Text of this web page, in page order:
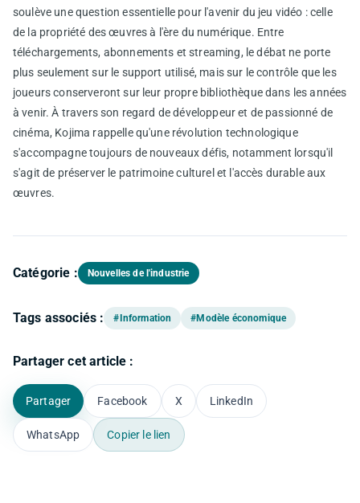
soulève une question essentielle pour l'avenir du jeu vidéo : celle
de la propriété des œuvres à l'ère du numérique. Entre
téléchargements, abonnements et streaming, le débat ne porte
plus seulement sur le support utilisé, mais sur le contrôle que les
joueurs conserveront sur leur propre bibliothèque dans les années
à venir. À travers son regard de développeur et de passionné de
cinéma, Kojima rappelle qu'une révolution technologique
s'accompagne toujours de nouveaux défis, notamment lorsqu'il
s'agit de préserver le patrimoine culturel et l'accès durable aux
œuvres.
Catégorie : Nouvelles de l'industrie
Tags associés : #Information #Modèle économique
Partager cet article :
Partager Facebook X LinkedIn
WhatsApp Copier le lien